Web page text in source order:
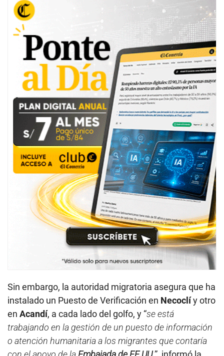
Sin embargo, la autoridad migratoria asegura que ha
instalado un Puesto de Verificación en Necoclíy otro
en Acandí, a cada lado del golfo, y “se está
trabajando en la gestión de un puesto de información
o atención humanitaria a los migrantes que contaría